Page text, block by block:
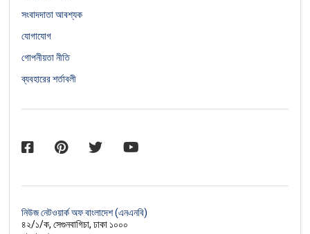
সংবাদদাতা আবশ্যক
যোগাযোগ
গোপনীয়তা নীতি
ব্যবহারের শর্তাবলী
নিউজ নেটওয়ার্ক অফ বাংলাদেশ (এনএনবি)
৪২/১/ক, সেগুনবাগিচা, ঢাকা ১০০০